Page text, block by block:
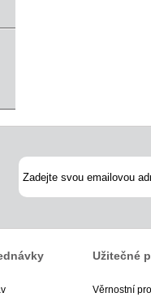
Užitečné
Věrnostní